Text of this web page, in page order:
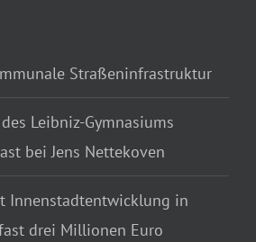
Straßeninfrastruktur
Leibniz-Gymnasiums
bei Jens Nettekoven
Innenstadtentwicklung in
drei Millionen Euro